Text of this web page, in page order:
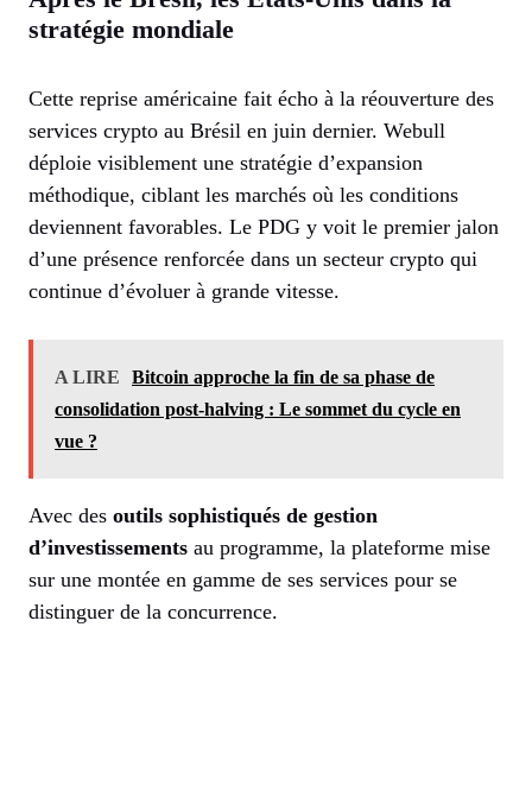
stratégie mondiale
Cette reprise américaine fait écho à la réouverture des
services crypto au Brésil en juin dernier. Webull
déploie visiblement une stratégie d’expansion
méthodique, ciblant les marchés où les conditions
deviennent favorables. Le PDG y voit le premier jalon
d’une présence renforcée dans un secteur crypto qui
continue d’évoluer à grande vitesse.
A LIRE
Bitcoin approche la fin de sa phase de
consolidation post-halving : Le sommet du cycle en
vue ?
Avec des outils sophistiqués de gestion
d’investissements au programme, la plateforme mise
sur une montée en gamme de ses services pour se
distinguer de la concurrence.